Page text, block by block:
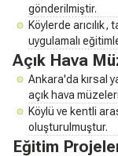
gönderilmiştir.
Köylerde
uygulamalı
Açık Hava
Ankara'da kırsal
açık hava
Köylü ve kentli
oluşturulmuştur.
Eğitim